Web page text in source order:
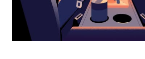
calendrier.